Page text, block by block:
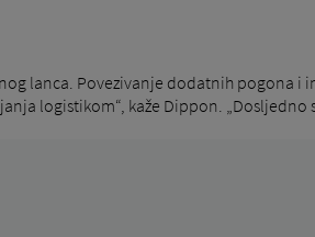
lanca. Povezivanje dodatnih pogona
logistikom“, kaže Dippon. „Dosljedno